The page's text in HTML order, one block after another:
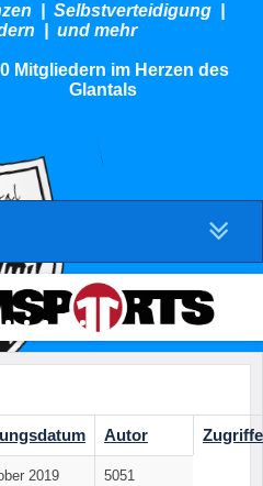
| Selbstverteidigung |
| und mehr
Mitgliedern im Herzen des
Glantals
Autor Zugriffe
2019 5051